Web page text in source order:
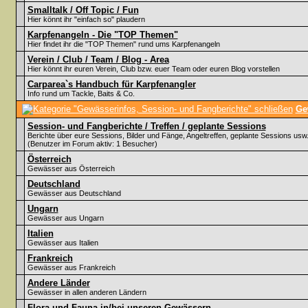
Smalltalk / Off Topic / Fun
Hier könnt ihr "einfach so" plaudern
Karpfenangeln - Die "TOP Themen"
Hier findet ihr die "TOP Themen" rund ums Karpfenangeln
Verein / Club / Team / Blog - Area
Hier könnt ihr euren Verein, Club bzw. euer Team oder euren Blog vorstellen
Carparea`s Handbuch für Karpfenangler
Info rund um Tackle, Baits & Co.
Session- und Fangberichte / Treffen / geplante Sessions
Berichte über eure Sessions, Bilder und Fänge, Angeltreffen, geplante Sessions usw.
(Benutzer im Forum aktiv: 1 Besucher)
Österreich
Gewässer aus Österreich
Deutschland
Gewässer aus Deutschland
Ungarn
Gewässer aus Ungarn
Italien
Gewässer aus Italien
Frankreich
Gewässer aus Frankreich
Andere Länder
Gewässer in allen anderen Ländern